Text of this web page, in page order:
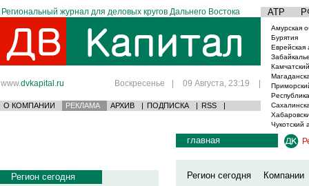
Региональный журнал для деловых кругов Дальнего Востока АТР
www.dvkapital.ru Воскресенье | 09 Августа, 23:19 |
О КОМПАНИИ РЕКЛАМА АРХИВ | ПОДПИСКА | RSS |
Амурская
Бурятия
Еврейская
Чукотский
Регион сегодня
главная
Регион сегодня
Компании